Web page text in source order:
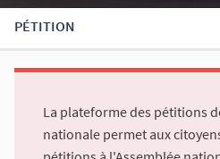
PÉTITION
La plateforme des pétitions
nationale permet aux